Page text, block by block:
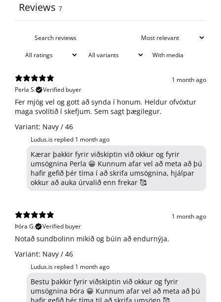
Reviews 7
With media
1 month ago
Perla S.
Verified buyer
​Fer mjög vel og gott að synda í honum. Heldur ofvöxtur
maga svolítið í skefjum. Sem sagt þægilegur.
Variant: Navy / 46
Ludus.is replied 1 month ago
Kærar þakkir fyrir viðskiptin við okkur og fyrir
umsögnina Perla 😀 Kunnum afar vel að meta að þú
hafir gefið þér tíma í að skrifa umsögnina, hjálpar
okkur að auka úrvalið enn frekar 🥰
1 month ago
Þóra G.
Verified buyer
Notað sundbolinn mikið og búin að endurnýja.
Variant: Navy / 46
Ludus.is replied 1 month ago
Bestu þakkir fyrir viðskiptin við okkur og fyrir
umsögnina Þóra 😀 Kunnum afar vel að meta að þú